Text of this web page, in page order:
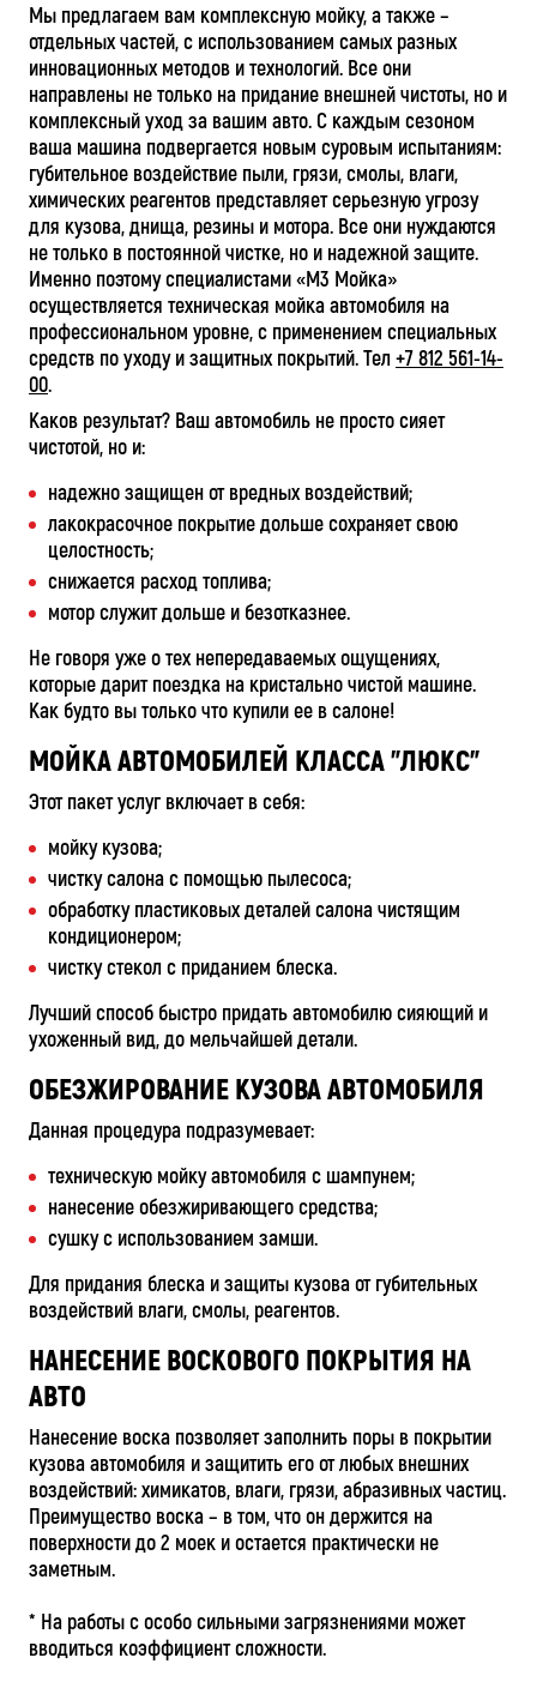
Мы предлагаем вам комплексную мойку, а также –
отдельных частей, с использованием самых разных
инновационных методов и технологий. Все они
направлены не только на придание внешней чистоты, но и
комплексный уход за вашим авто. С каждым сезоном
ваша машина подвергается новым суровым испытаниям:
губительное воздействие пыли, грязи, смолы, влаги,
химических реагентов представляет серьезную угрозу
для кузова, днища, резины и мотора. Все они нуждаются
не только в постоянной чистке, но и надежной защите.
Именно поэтому специалистами «М3 Мойка»
осуществляется техническая мойка автомобиля на
профессиональном уровне, с применением специальных
средств по уходу и защитных покрытий. Тел +7 812 561-14-
00.
Каков результат? Ваш автомобиль не просто сияет
чистотой, но и:
надежно защищен от вредных воздействий;
лакокрасочное покрытие дольше сохраняет свою
целостность;
снижается расход топлива;
мотор служит дольше и безотказнее.
Не говоря уже о тех непередаваемых ощущениях,
которые дарит поездка на кристально чистой машине.
Как будто вы только что купили ее в салоне!
МОЙКА АВТОМОБИЛЕЙ КЛАССА "ЛЮКС"
Этот пакет услуг включает в себя:
мойку кузова;
чистку салона с помощью пылесоса;
обработку пластиковых деталей салона чистящим
кондиционером;
чистку стекол с приданием блеска.
Лучший способ быстро придать автомобилю сияющий и
ухоженный вид, до мельчайшей детали.
ОБЕЗЖИРОВАНИЕ КУЗОВА АВТОМОБИЛЯ
Данная процедура подразумевает:
техническую мойку автомобиля с шампунем;
нанесение обезжиривающего средства;
сушку с использованием замши.
Для придания блеска и защиты кузова от губительных
воздействий влаги, смолы, реагентов.
НАНЕСЕНИЕ ВОСКОВОГО ПОКРЫТИЯ НА
АВТО
Нанесение воска позволяет заполнить поры в покрытии
кузова автомобиля и защитить его от любых внешних
воздействий: химикатов, влаги, грязи, абразивных частиц.
Преимущество воска – в том, что он держится на
поверхности до 2 моек и остается практически не
заметным.
* На работы с особо сильными загрязнениями может
вводиться коэффициент сложности.